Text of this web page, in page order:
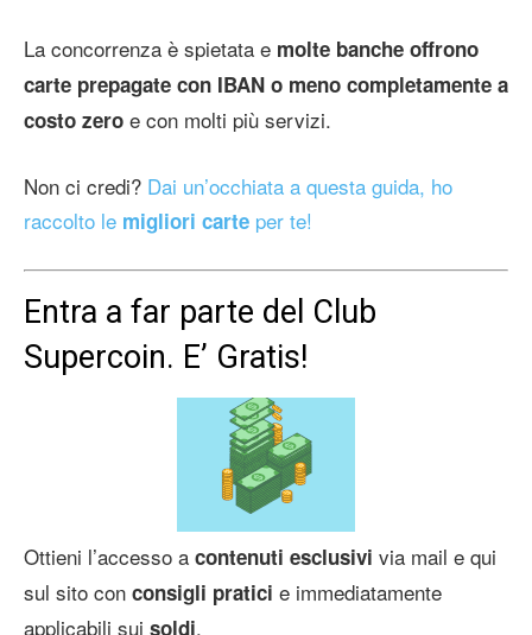
La concorrenza è spietata e molte banche offrono
carte prepagate con IBAN o meno completamente a
costo zero e con molti più servizi.
Non ci credi? Dai un’occhiata a questa guida, ho
raccolto le migliori carte per te!
Entra a far parte del Club
Supercoin. E’ Gratis!
Ottieni l’accesso a contenuti esclusivi via mail e qui
sul sito con consigli pratici e immediatamente
applicabili sui soldi.